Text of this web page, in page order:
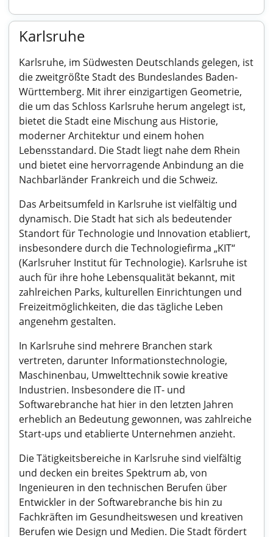
Karlsruhe
Karlsruhe, im Südwesten Deutschlands gelegen, ist
die zweitgrößte Stadt des Bundeslandes Baden-
Württemberg. Mit ihrer einzigartigen Geometrie,
die um das Schloss Karlsruhe herum angelegt ist,
bietet die Stadt eine Mischung aus Historie,
moderner Architektur und einem hohen
Lebensstandard. Die Stadt liegt nahe dem Rhein
und bietet eine hervorragende Anbindung an die
Nachbarländer Frankreich und die Schweiz.
Das Arbeitsumfeld in Karlsruhe ist vielfältig und
dynamisch. Die Stadt hat sich als bedeutender
Standort für Technologie und Innovation etabliert,
insbesondere durch die Technologiefirma „KIT“
(Karlsruher Institut für Technologie). Karlsruhe ist
auch für ihre hohe Lebensqualität bekannt, mit
zahlreichen Parks, kulturellen Einrichtungen und
Freizeitmöglichkeiten, die das tägliche Leben
angenehm gestalten.
In Karlsruhe sind mehrere Branchen stark
vertreten, darunter Informationstechnologie,
Maschinenbau, Umwelttechnik sowie kreative
Industrien. Insbesondere die IT- und
Softwarebranche hat hier in den letzten Jahren
erheblich an Bedeutung gewonnen, was zahlreiche
Start-ups und etablierte Unternehmen anzieht.
Die Tätigkeitsbereiche in Karlsruhe sind vielfältig
und decken ein breites Spektrum ab, von
Ingenieuren in den technischen Berufen über
Entwickler in der Softwarebranche bis hin zu
Fachkräften im Gesundheitswesen und kreativen
Berufen wie Design und Medien. Die Stadt fördert